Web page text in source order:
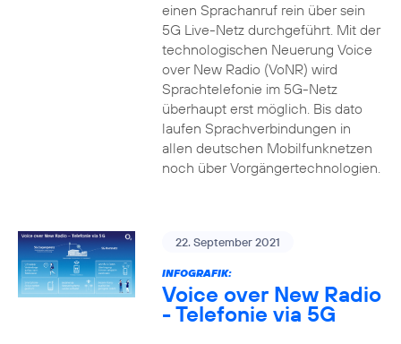
einen Sprachanruf rein über sein
5G Live-Netz durchgeführt. Mit der
technologischen Neuerung Voice
over New Radio (VoNR) wird
Sprachtelefonie im 5G-Netz
überhaupt erst möglich. Bis dato
laufen Sprachverbindungen in
allen deutschen Mobilfunknetzen
noch über Vorgängertechnologien.
22. September 2021
INFOGRAFIK:
Voice over New Radio
- Telefonie via 5G